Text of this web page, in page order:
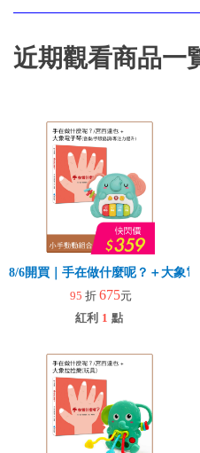
近期觀看商品一
8/6開買｜手在做什麼呢？＋大象
95 折 675元
紅利 1 點